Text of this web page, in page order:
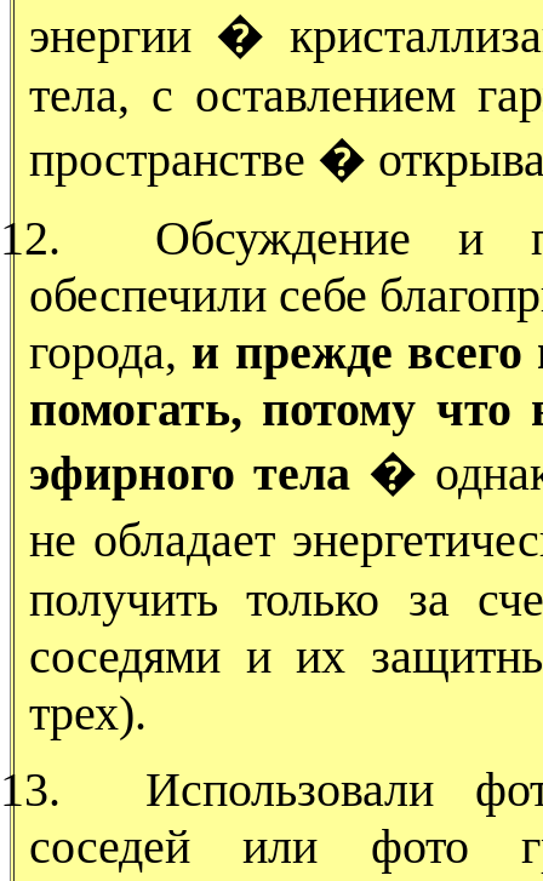
энергии �
тела, с оставлением
пространстве �
12.
Обсуждение и
обеспечили себе
города, и прежде всего
помогать, потому что
эфирного тела�
не обладает
получить только за
соседями и их
трех).
13.
Использовали
соседей или фото